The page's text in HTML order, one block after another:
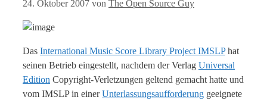
24. Oktober 2007 von The Open Source Guy
Das International Music Score Library Project IMSLPhat
seinen Betrieb eingestellt, nachdem der Verlag Universal
Edition Copyright-Verletzungen geltend gemacht hatte und
vom IMSLP in einerUnterlassungsaufforderung geeignete